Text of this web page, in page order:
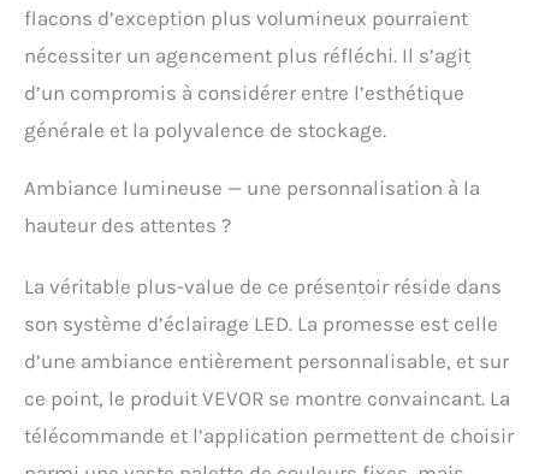
ajout unique à votre bar
et préparez-vous à vivre
Faites ressortir
n'importe quelle maison
bar éclairée par LED crée
une ambiance
Ce produit est non
dans votre maison, mais
convient également aux
les bars commerciaux,
les clubs, les karaokés,
flacons d’exception plus volumineux pourraient
nécessiter un agencement plus réfléchi. Il s’agit
d’un compromis à considérer entre l’esthétique
générale et la polyvalence de stockage.
Ambiance lumineuse — une personnalisation à la
hauteur des attentes ?
La véritable plus-value de ce présentoir réside dans
son système d’éclairage LED. La promesse est celle
d’une ambiance entièrement personnalisable, et sur
ce point, le produit VEVOR se montre convaincant. La
télécommande et l’application permettent de choisir